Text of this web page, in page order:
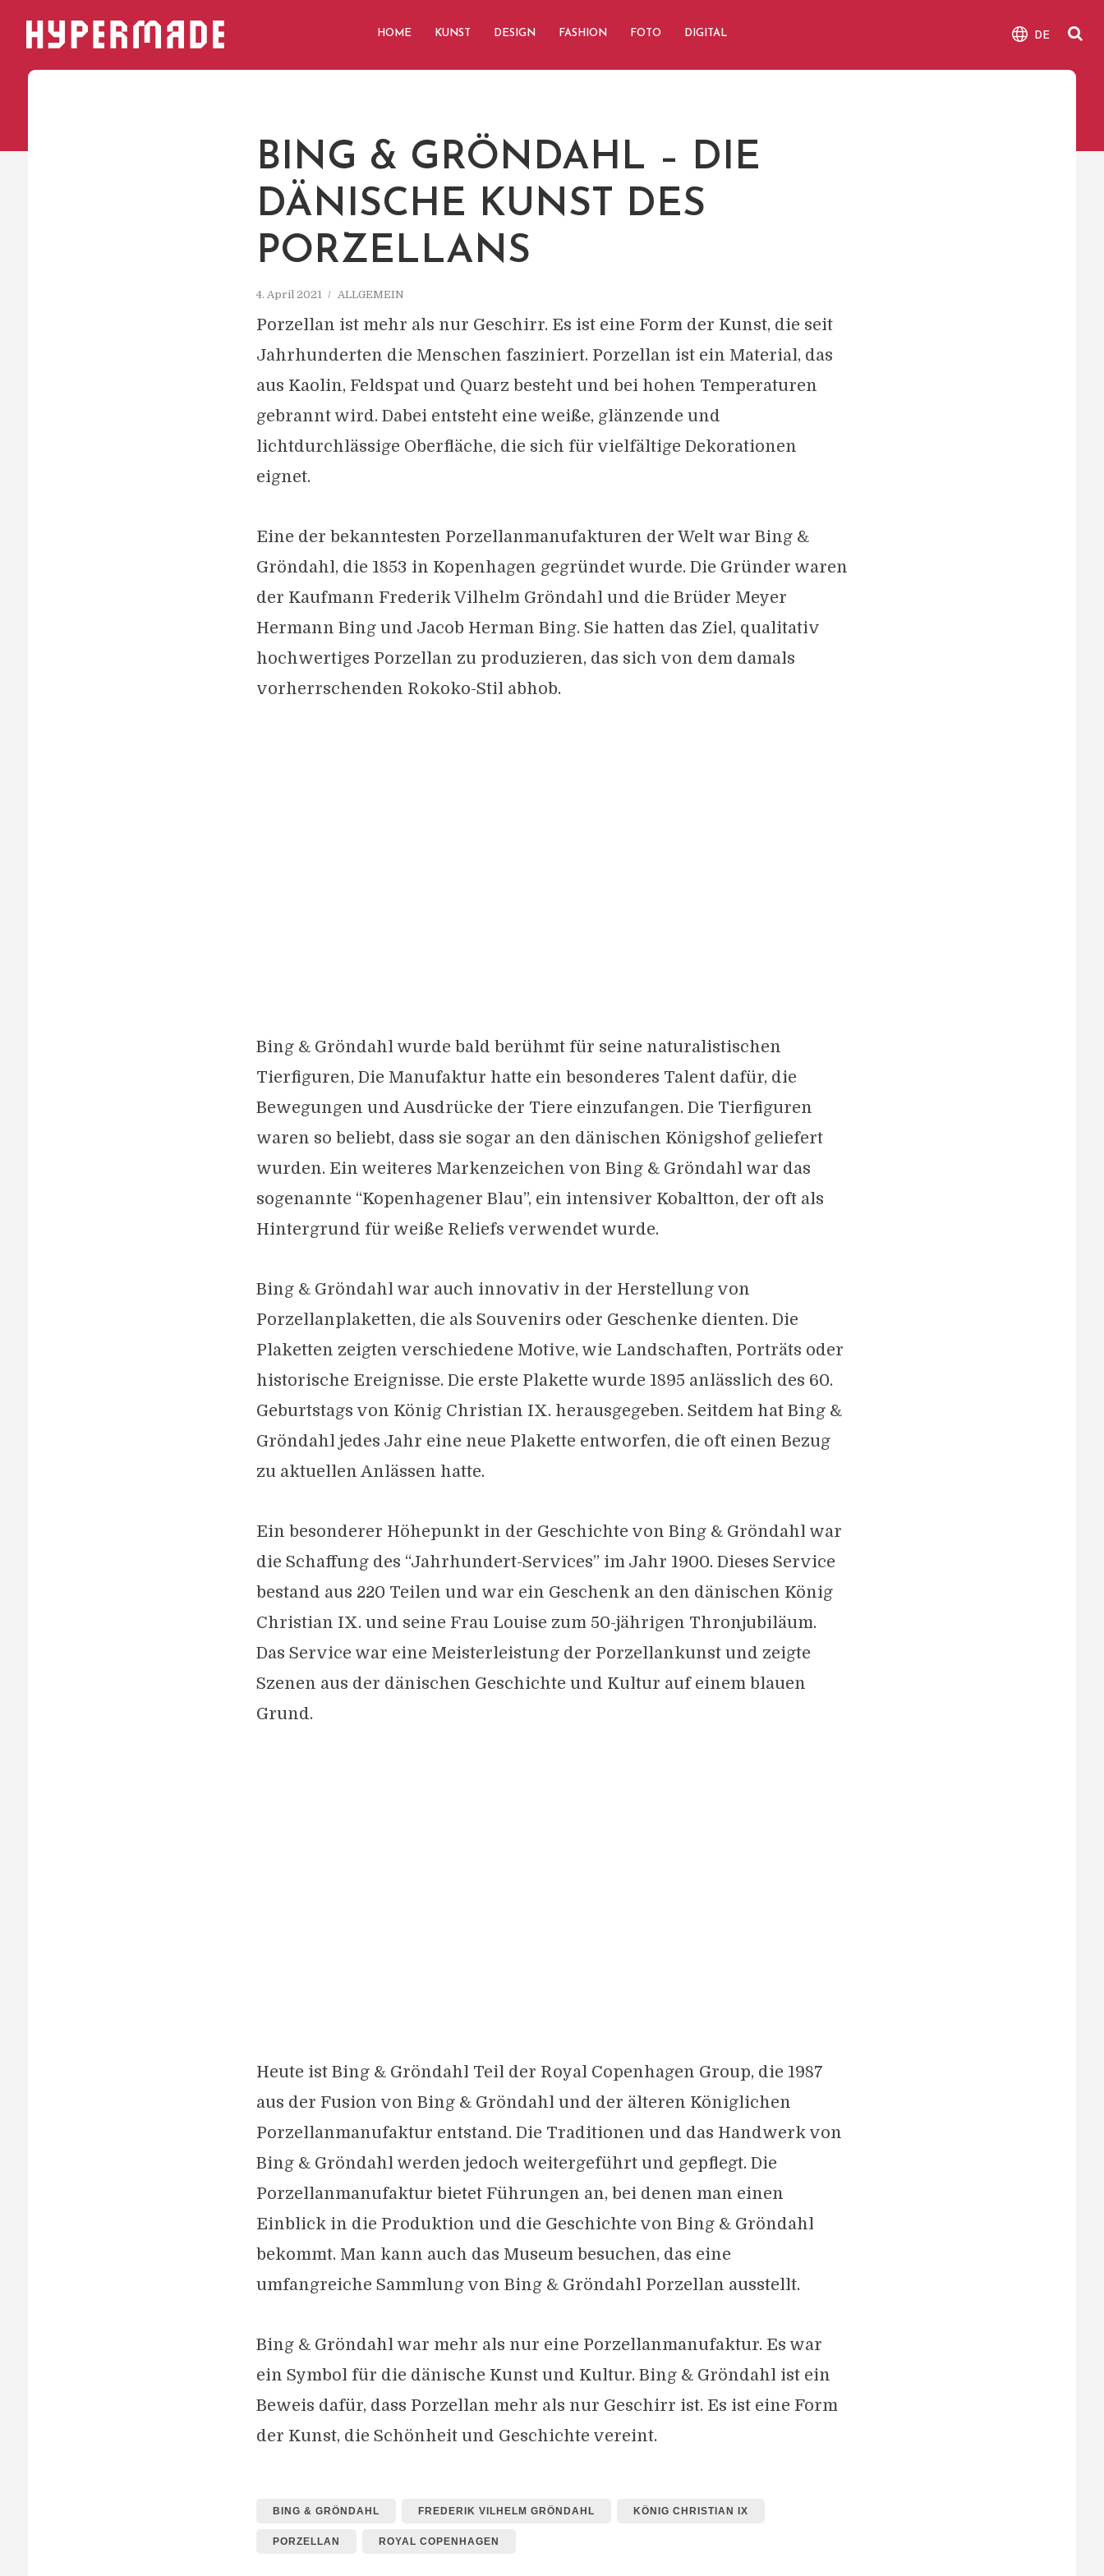
HYPERMADE HOME KUNST DESIGN FASHION FOTO DIGITAL DE
BING & GRÖNDAHL – DIE
DÄNISCHE KUNST DES
PORZELLANS
4. April 2021 ALLGEMEIN
Porzellan ist mehr als nur Geschirr. Es ist eine Form der Kunst, die seit
Jahrhunderten die Menschen fasziniert. Porzellan ist ein Material, das
aus Kaolin, Feldspat und Quarz besteht und bei hohen Temperaturen
gebrannt wird. Dabei entsteht eine weiße, glänzende und
lichtdurchlässige Oberfläche, die sich für vielfältige Dekorationen
eignet.
Eine der bekanntesten Porzellanmanufakturen der Welt war Bing &
Gröndahl, die 1853 in Kopenhagen gegründet wurde. Die Gründer waren
der Kaufmann Frederik Vilhelm Gröndahl und die Brüder Meyer
Hermann Bing und Jacob Herman Bing. Sie hatten das Ziel, qualitativ
hochwertiges Porzellan zu produzieren, das sich von dem damals
vorherrschenden Rokoko-Stil abhob.
Bing & Gröndahl wurde bald berühmt für seine naturalistischen
Tierfiguren, Die Manufaktur hatte ein besonderes Talent dafür, die
Bewegungen und Ausdrücke der Tiere einzufangen. Die Tierfiguren
waren so beliebt, dass sie sogar an den dänischen Königshof geliefert
wurden. Ein weiteres Markenzeichen von Bing & Gröndahl war das
sogenannte “Kopenhagener Blau”, ein intensiver Kobaltton, der oft als
Hintergrund für weiße Reliefs verwendet wurde.
Bing & Gröndahl war auch innovativ in der Herstellung von
Porzellanplaketten, die als Souvenirs oder Geschenke dienten. Die
Plaketten zeigten verschiedene Motive, wie Landschaften, Porträts oder
historische Ereignisse. Die erste Plakette wurde 1895 anlässlich des 60.
Geburtstags von König Christian IX. herausgegeben. Seitdem hat Bing &
Gröndahl jedes Jahr eine neue Plakette entworfen, die oft einen Bezug
zu aktuellen Anlässen hatte.
Ein besonderer Höhepunkt in der Geschichte von Bing & Gröndahl war
die Schaffung des “Jahrhundert-Services” im Jahr 1900. Dieses Service
bestand aus 220 Teilen und war ein Geschenk an den dänischen König
Christian IX. und seine Frau Louise zum 50-jährigen Thronjubiläum.
Das Service war eine Meisterleistung der Porzellankunst und zeigte
Szenen aus der dänischen Geschichte und Kultur auf einem blauen
Grund.
Heute ist Bing & Gröndahl Teil der Royal Copenhagen Group, die 1987
aus der Fusion von Bing & Gröndahl und der älteren Königlichen
Porzellanmanufaktur entstand. Die Traditionen und das Handwerk von
Bing & Gröndahl werden jedoch weitergeführt und gepflegt. Die
Porzellanmanufaktur bietet Führungen an, bei denen man einen
Einblick in die Produktion und die Geschichte von Bing & Gröndahl
bekommt. Man kann auch das Museum besuchen, das eine
umfangreiche Sammlung von Bing & Gröndahl Porzellan ausstellt.
Bing & Gröndahl war mehr als nur eine Porzellanmanufaktur. Es war
ein Symbol für die dänische Kunst und Kultur. Bing & Gröndahl ist ein
Beweis dafür, dass Porzellan mehr als nur Geschirr ist. Es ist eine Form
der Kunst, die Schönheit und Geschichte vereint.
BING & GRÖNDAHL FREDERIK VILHELM GRÖNDAHL KÖNIG CHRISTIAN IX
PORZELLAN ROYAL COPENHAGEN